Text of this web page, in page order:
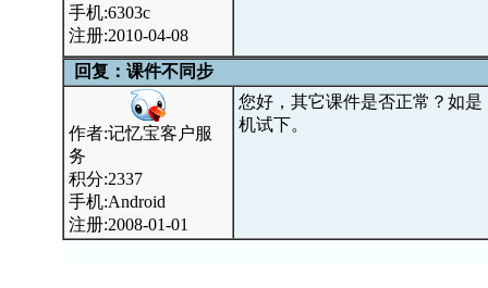
手机:6303c
注册:2010-04-08
回复：课件不同步
作者:记忆宝客户服
务
积分:2337
手机:Android
注册:2008-01-01
您好，其它课件是否正常？如
机试下。